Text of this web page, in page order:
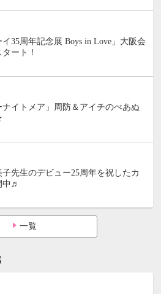
イ35周年記念展 Boys in Love」大阪会
ート！
ナイトメア」周防＆アイチのぺあぬ
先生のデビュー25周年を祝したカ
中♬
一覧